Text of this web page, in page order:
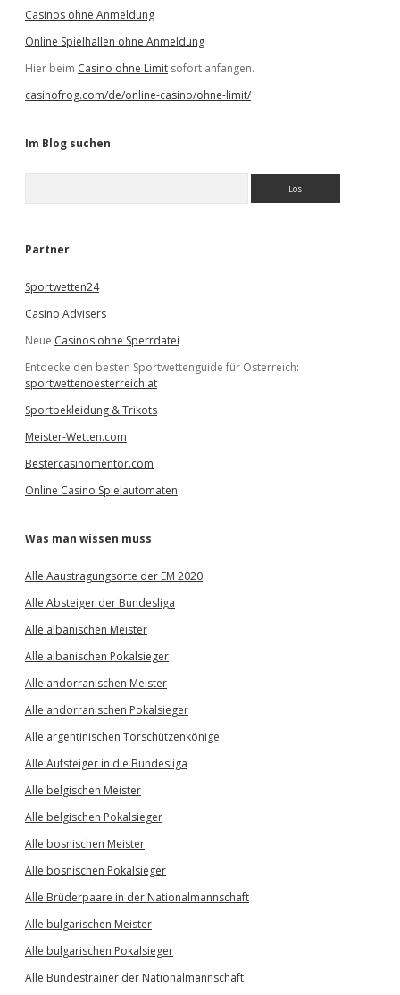
Casinos ohne Anmeldung
Online Spielhallen ohne Anmeldung
Hier beim Casino ohne Limit sofort anfangen.
casinofrog.com/de/online-casino/ohne-limit/
Im Blog suchen
e
Partner
Sportwetten24
Casino Advisers
Neue Casinos ohne Sperrdatei
Entdecke den besten Sportwettenguide für Österreich:
sportwettenoesterreich.at
Sportbekleidung & Trikots
Meister-Wetten.com
Bestercasinomentor.com
Online Casino Spielautomaten
Was man wissen muss
Alle Aaustragungsorte der EM 2020
Alle Absteiger der Bundesliga
Alle albanischen Meister
Alle albanischen Pokalsieger
Alle andorranischen Meister
Alle andorranischen Pokalsieger
Alle argentinischen Torschützenkönige
Alle Aufsteiger in die Bundesliga
Alle belgischen Meister
Alle belgischen Pokalsieger
Alle bosnischen Meister
Alle bosnischen Pokalsieger
Alle Brüderpaare in der Nationalmannschaft
Alle bulgarischen Meister
Alle bulgarischen Pokalsieger
Alle Bundestrainer der Nationalmannschaft